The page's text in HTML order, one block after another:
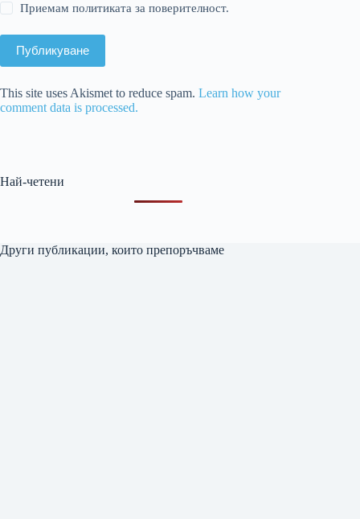
Приемам политиката за поверителност.
Публикуване
This site uses Akismet to reduce spam. Learn how your
comment data is processed.
Най-четени
Други публикации, които препоръчваме